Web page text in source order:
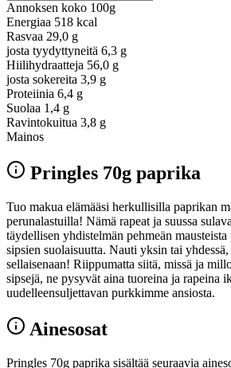
Annoksen koko 100g
Energiaa 518 kcal
Rasvaa 29,0 g
josta tyydyttyneitä 6,3 g
Hiilihydraatteja 56,0 g
josta sokereita 3,9 g
Proteiinia 6,4 g
Suolaa 1,4 g
Ravintokuitua 3,8 g
Mainos
Pringles 70g paprika
Tuo makua elämääsi herkullisilla paprikan
perunalastuilla! Nämä rapeat ja suussa
täydellisen yhdistelmän pehmeän
sipsien suolaisuutta. Nauti yksin tai
sellaisenaan! Riippumatta siitä, missä ja
sipsejä, ne pysyvät aina tuoreina ja rapeina
uudelleensuljettavan purkkimme ansiosta.
Ainesosat
Pringles 70g paprika sisältää seuraavia